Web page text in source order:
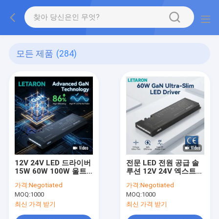
모든 제품 (284)
12V 24V LED 드라이버
15W 60W 100W 울트
장치 부엌 캐비닛 가구
조명 RoHS에 대 한
12.5mm 두께 변압기
가격:Negotiated
MOQ:1000
최신 가격 받기
전문 LED 전원 공급 솔
루션 12V 24V 엑스트라
닛 조명 시스템 프로젝
트 등급 변압기 OEM
가격:Negotiated
MOQ:1000
최신 가격 받기